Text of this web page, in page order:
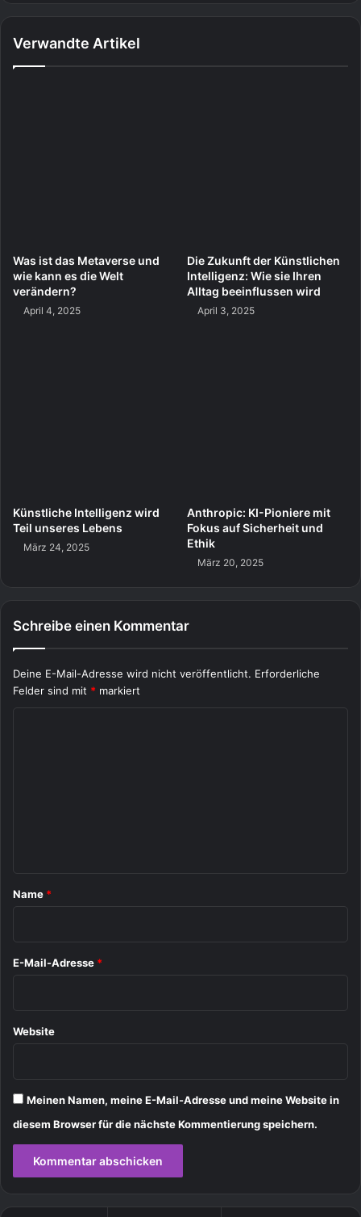
Verwandte Artikel
Was ist das Metaverse und
wie kann es die Welt
verändern?
April 4, 2025
Die Zukunft der Künstlichen
Intelligenz: Wie sie Ihren
Alltag beeinflussen wird
April 3, 2025
Künstliche Intelligenz wird
Teil unseres Lebens
März 24, 2025
Anthropic: KI-Pioniere mit
Fokus auf Sicherheit und
Ethik
März 20, 2025
Schreibe einen Kommentar
Deine E-Mail-Adresse wird nicht veröffentlicht. Erforderliche
Felder sind mit * markiert
a
Name *
E-Mail-Adresse *
Website
Meinen Namen, meine E-Mail-Adresse und meine Website in
diesem Browser für die nächste Kommentierung speichern.